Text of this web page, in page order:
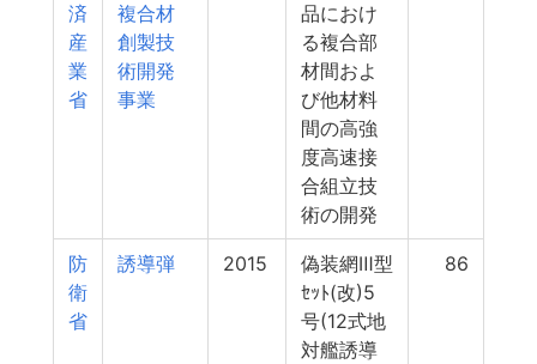
済
産
業
省
複合材
創製技
術開発
事業
品におけ
る複合部
材間およ
び他材料
間の高強
度高速接
合組立技
術の開発
防
衛
省
誘導弾 2015
偽装網Ⅲ型
ｾｯﾄ(改)5
号(12式地
対艦誘導
86